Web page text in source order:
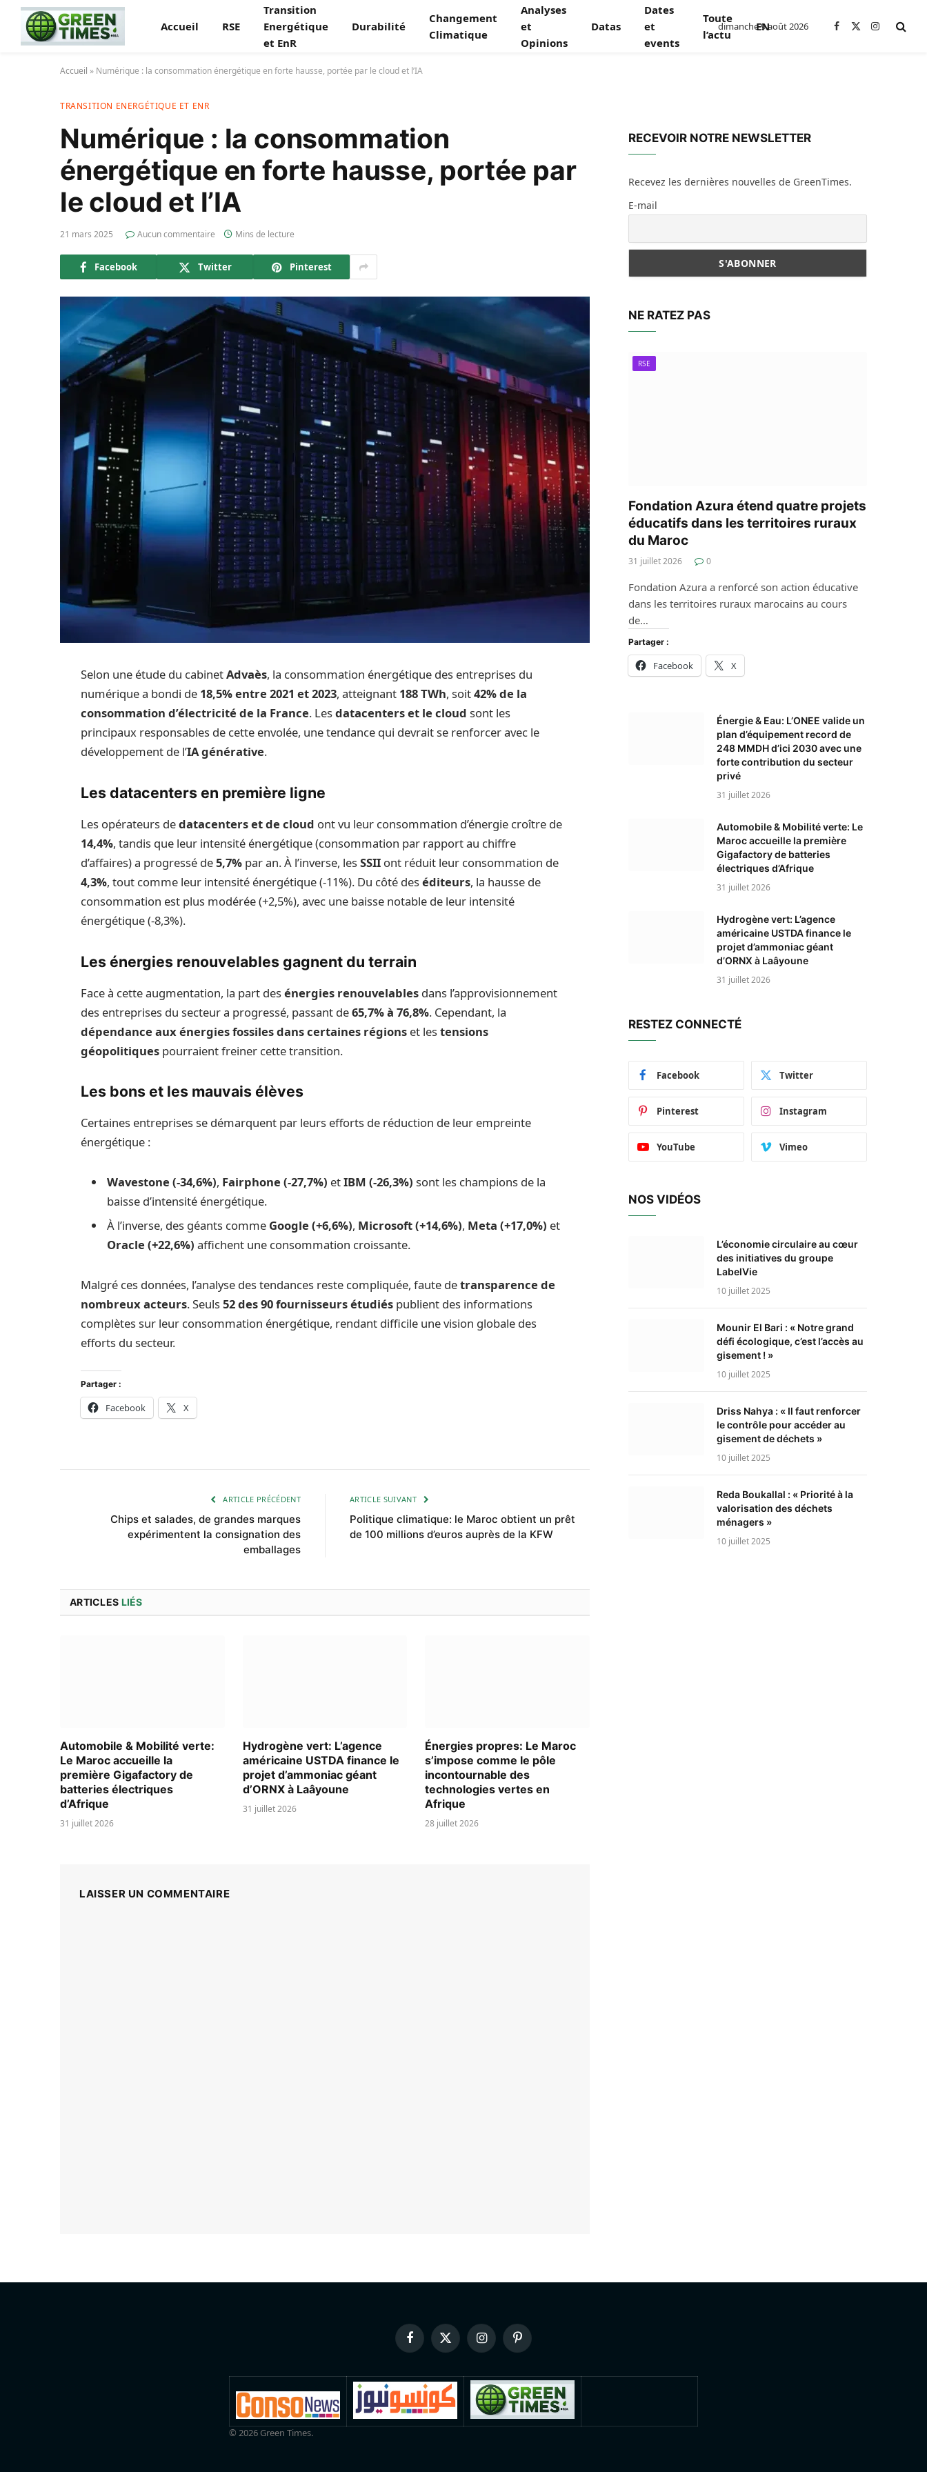
Accueil RSE
Transition
Energétique
et EnR
Durabilité
Changement
Climatique
Analyses
et
Opinions
Datas
Dates
et
events
Toute
l’actu
EN
dimanche 9 août 2026 Facebook
X
Instagram
Accueil » Numérique : la consommation énergétique en forte hausse, portée par le cloud et l’IA
TRANSITION ENERGÉTIQUE ET ENR
Numérique : la consommation
énergétique en forte hausse, portée par
le cloud et l’IA
21 mars 2025 Aucun commentaire Mins de lecture
Facebook Twitter Pinterest
Selon une étude du cabinetAdvaès, la consommation énergétique des entreprises du
numérique a bondi de 18,5% entre 2021 et 2023, atteignant 188 TWh, soit42% de la
consommation d’électricité de la France. Lesdatacenters et le cloud sont les
principaux responsables de cette envolée, une tendance qui devrait se renforcer avec le
développement de l’IA générative.
Les datacenters en première ligne
Les opérateurs dedatacenters et de cloud ont vu leur consommation d’énergie croître de
14,4%, tandis que leur intensité énergétique (consommation par rapport au chiffre
d’affaires) a progressé de5,7% par an. À l’inverse, lesSSII ont réduit leur consommation de
4,3%, tout comme leur intensité énergétique (-11%). Du côté deséditeurs, la hausse de
consommation est plus modérée (+2,5%), avec une baisse notable de leur intensité
énergétique (-8,3%).
Les énergies renouvelables gagnent du terrain
Face à cette augmentation, la part desénergies renouvelables dans l’approvisionnement
des entreprises du secteur a progressé, passant de65,7% à 76,8%. Cependant, la
dépendance aux énergies fossiles dans certaines régions et lestensions
géopolitiques pourraient freiner cette transition.
Les bons et les mauvais élèves
Certaines entreprises se démarquent par leurs efforts de réduction de leur empreinte
énergétique :
Wavestone (-34,6%), Fairphone (-27,7%) etIBM (-26,3%) sont les champions de la
baisse d’intensité énergétique.
À l’inverse, des géants comme Google (+6,6%), Microsoft (+14,6%), Meta (+17,0%) et
Oracle (+22,6%) affichent une consommation croissante.
Malgré ces données, l’analyse des tendances reste compliquée, faute detransparence de
nombreux acteurs. Seuls52 des 90 fournisseurs étudiés publient des informations
complètes sur leur consommation énergétique, rendant difficile une vision globale des
efforts du secteur.
Partager :
Facebook X
ARTICLE PRÉCÉDENT
Chips et salades, de grandes marques
expérimentent la consignation des
emballages
ARTICLE SUIVANT
Politique climatique: le Maroc obtient un prêt
de 100 millions d’euros auprès de la KFW
ARTICLES LIÉS
Automobile & Mobilité verte:
Le Maroc accueille la
première Gigafactory de
batteries électriques
d’Afrique
31 juillet 2026
Hydrogène vert: L’agence
américaine USTDA finance le
projet d’ammoniac géant
d’ORNX à Laâyoune
31 juillet 2026
Énergies propres: Le Maroc
s’impose comme le pôle
incontournable des
technologies vertes en
Afrique
28 juillet 2026
LAISSER UN COMMENTAIRE
RECEVOIR NOTRE NEWSLETTER
Recevez les dernières nouvelles de GreenTimes.
E-mail
NE RATEZ PAS
RSE
Fondation Azura étend quatre projets
éducatifs dans les territoires ruraux
du Maroc
31 juillet 2026 0
Fondation Azura a renforcé son action éducative
dans les territoires ruraux marocains au cours
de…
Partager :
Facebook X
Énergie & Eau: L’ONEE valide un
plan d’équipement record de
248 MMDH d’ici 2030 avec une
forte contribution du secteur
privé
31 juillet 2026
Automobile & Mobilité verte: Le
Maroc accueille la première
Gigafactory de batteries
électriques d’Afrique
31 juillet 2026
Hydrogène vert: L’agence
américaine USTDA finance le
projet d’ammoniac géant
d’ORNX à Laâyoune
31 juillet 2026
RESTEZ CONNECTÉ
Facebook Twitter
Pinterest Instagram
YouTube Vimeo
NOS VIDÉOS
L’économie circulaire au cœur
des initiatives du groupe
LabelVie
10 juillet 2025
Mounir El Bari : « Notre grand
défi écologique, c’est l’accès au
gisement ! »
10 juillet 2025
Driss Nahya : « Il faut renforcer
le contrôle pour accéder au
gisement de déchets »
10 juillet 2025
Reda Boukallal : « Priorité à la
valorisation des déchets
ménagers »
10 juillet 2025
FacebookX
(Twitter)
InstagramPinterest
© 2026 Green Times.